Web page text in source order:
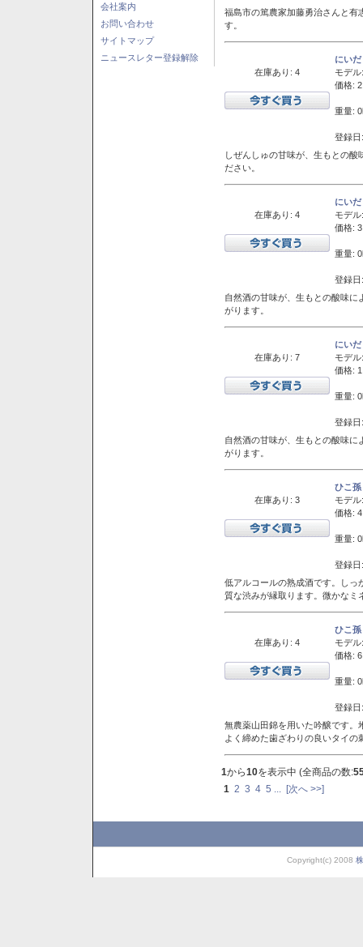
会社案内
お問い合わせ
サイトマップ
ニュースレター登録解除
福島市の篤農家加藤勇治さんと有
す。
在庫あり: 4
にい
モデル:
価格:
重量:
登録
しぜんしゅの甘味が、生もとの
ださい。
在庫あり: 4
にい
モデル:
価格:
重量:
登録
自然酒の甘味が、生もとの酸味
がります。
在庫あり: 7
にい
モデル:
価格:
重量:
登録
自然酒の甘味が、生もとの酸味
がります。
在庫あり: 3
ひこ
モデル:
価格:
重量:
登録
低アルコールの熟成酒です。しっ
質な渋みが縁取ります。微かなミ
在庫あり: 4
ひこ
モデル:
価格:
重量:
登録
無農薬山田錦を用いた吟醸です
よく締めた歯ざわりの良いタイ
1から10を表示中 (全商品の数:
1 2 3 4 5 [次へ >>]
Copyright(c) 2008